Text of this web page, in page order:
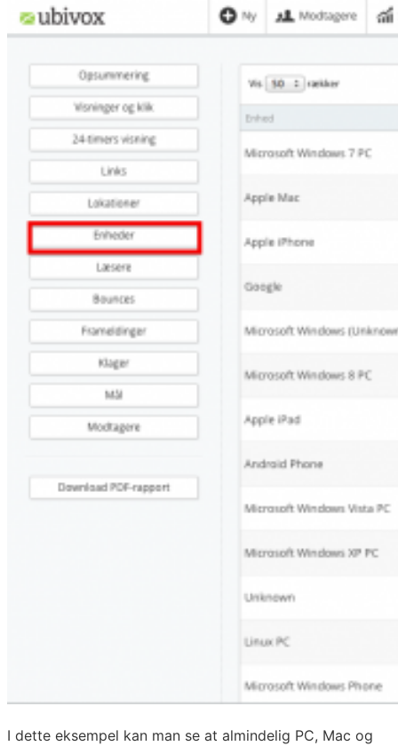
I dette eksempel kan man se at almindelig PC, Mac og